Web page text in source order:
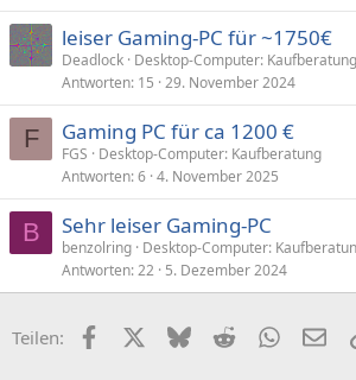
leiser Gaming-PC für ~1750€
Deadlock Desktop-Computer: Kaufberatung
Antworten 15 29. November 2024
F Gaming PC für ca 1200 €
FGS
Desktop-Computer: Kaufberatung
Antworten 6 4. November 2025
B Sehr leiser Gaming-PC
benzolring Desktop-Computer:
Antworten 22 5. Dezember 2024
Teilen: FacebookX (Twitter)
BlueskyReddit E-